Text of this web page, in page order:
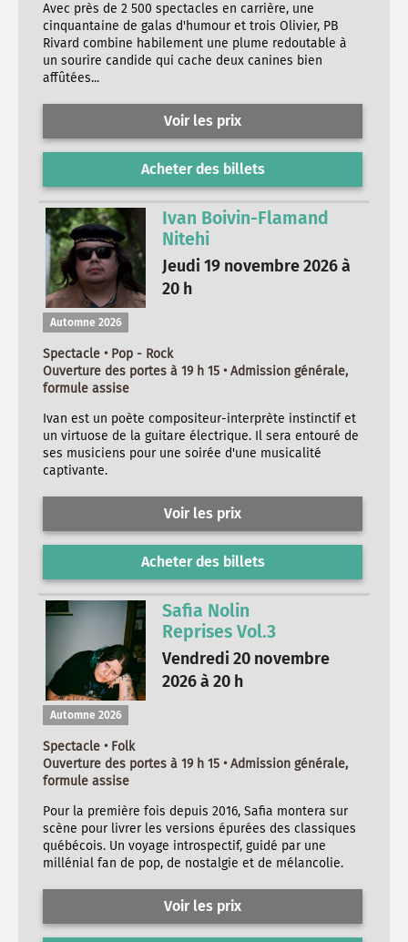
Avec près de 2 500 spectacles en carrière, une
cinquantaine de galas d'humour et trois Olivier, PB
Rivard combine habilement une plume redoutable à
un sourire candide qui cache deux canines bien
affûtées...
Voir les prix
Acheter des billets
Ivan Boivin-Flamand
Nitehi
Jeudi 19 novembre 2026 à
20 h
Automne 2026
Spectacle • Pop - Rock
Ouverture des portes à 19 h 15 • Admission générale,
formule assise
Ivan est un poète compositeur-interprète instinctif et
un virtuose de la guitare électrique. Il sera entouré de
ses musiciens pour une soirée d'une musicalité
captivante.
Voir les prix
Acheter des billets
Safia Nolin
Reprises Vol.3
Vendredi 20 novembre
2026 à 20 h
Automne 2026
Spectacle • Folk
Ouverture des portes à 19 h 15 • Admission générale,
formule assise
Pour la première fois depuis 2016, Safia montera sur
scène pour livrer les versions épurées des classiques
québécois. Un voyage introspectif, guidé par une
millénial fan de pop, de nostalgie et de mélancolie.
Voir les prix